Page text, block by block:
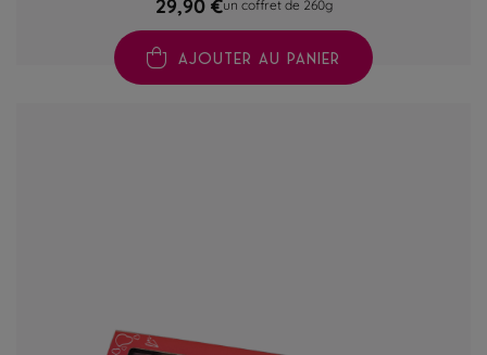
un coffret de 260g
AJOUTER AU PANIER